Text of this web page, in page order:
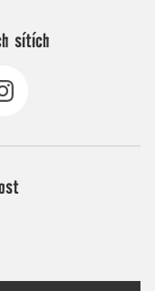
sítích